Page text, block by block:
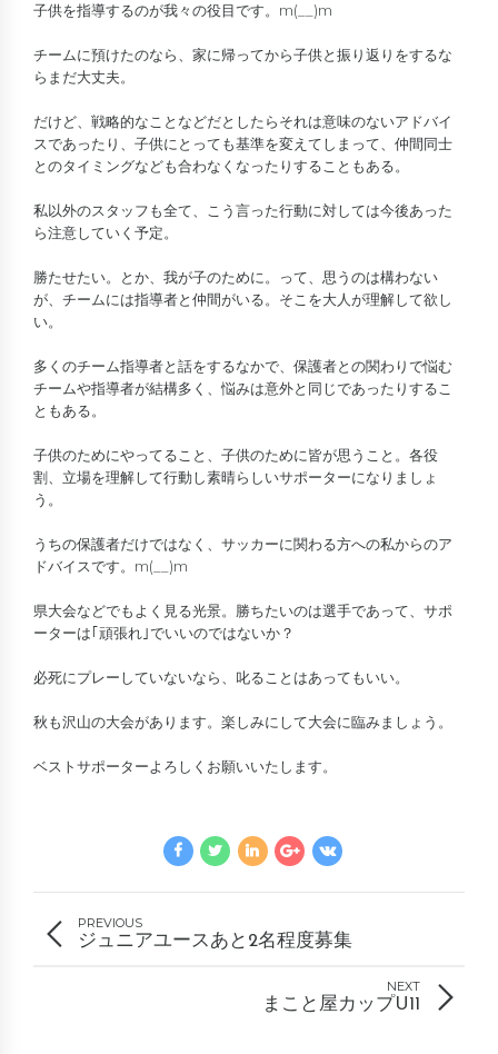
子供を指導するのが我々の役目です。m(__)m
チームに預けたのなら、家に帰ってから子供と振り返りをするな
らまだ大丈夫。
だけど、戦略的なことなどだとしたらそれは意味のないアドバイ
スであったり、子供にとっても基準を変えてしまって、仲間同士
とのタイミングなども合わなくなったりすることもある。
私以外のスタッフも全て、こう言った行動に対しては今後あった
ら注意していく予定。
勝たせたい。とか、我が子のために。って、思うのは構わない
が、チームには指導者と仲間がいる。そこを大人が理解して欲し
い。
多くのチーム指導者と話をするなかで、保護者との関わりで悩む
チームや指導者が結構多く、悩みは意外と同じであったりするこ
ともある。
子供のためにやってること、子供のために皆が思うこと。各役
割、立場を理解して行動し素晴らしいサポーターになりましょ
う。
うちの保護者だけではなく、サッカーに関わる方への私からのア
ドバイスです。m(__)m
県大会などでもよく見る光景。勝ちたいのは選手であって、サポ
ーターは｢頑張れ｣でいいのではないか？
必死にプレーしていないなら、叱ることはあってもいい。
秋も沢山の大会があります。楽しみにして大会に臨みましょう。
ベストサポーターよろしくお願いいたします。
PREVIOUS
ジュニアユースあと2名程度募集
NEXT
まこと屋カップU11